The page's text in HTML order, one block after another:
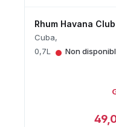
Rhum Havana
Cuba,
0,7L
• Non